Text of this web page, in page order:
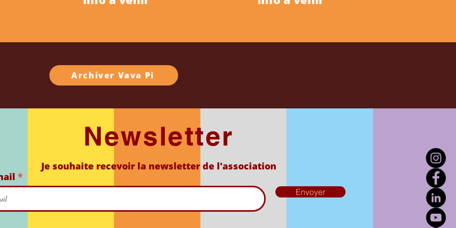
Archiver Vava Pi
Newsletter
Je souhaite recevoir la newsletter de l'association
Envoyer